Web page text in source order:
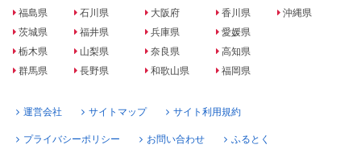
福島県
茨城県
栃木県
群馬県
石川県
福井県
山梨県
長野県
大阪府
兵庫県
奈良県
和歌山県
香川県
愛媛県
高知県
福岡県
沖縄県
運営会社 サイトマップ サイト利用規約
プライバシーポリシー お問い合わせ ふるとく